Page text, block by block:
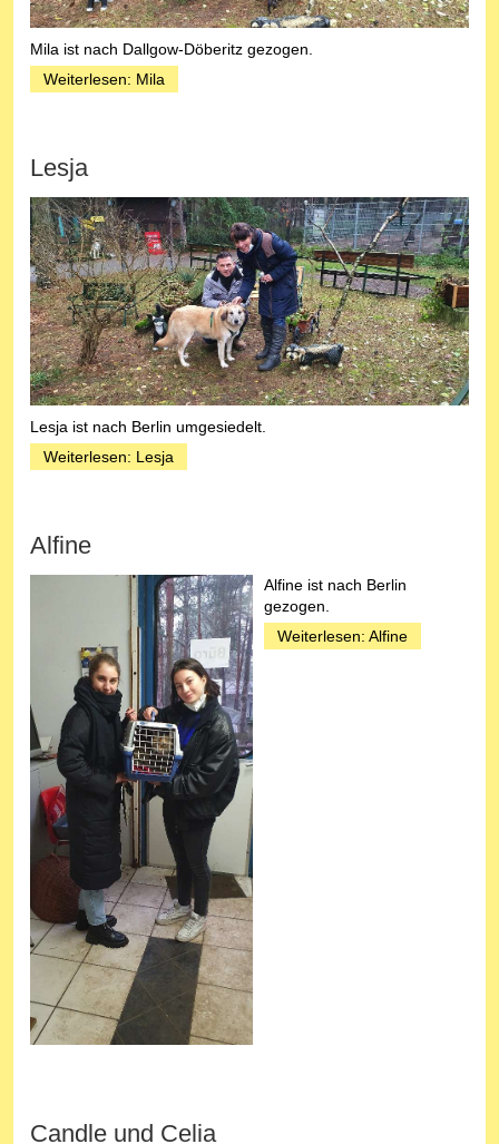
Mila ist nach Dallgow-Döberitz gezogen.
Weiterlesen: Mila
Lesja
Lesja ist nach Berlin umgesiedelt.
Weiterlesen: Lesja
Alfine
Alfine ist nach Berlin
gezogen.
Weiterlesen: Alfine
Candle und Celia